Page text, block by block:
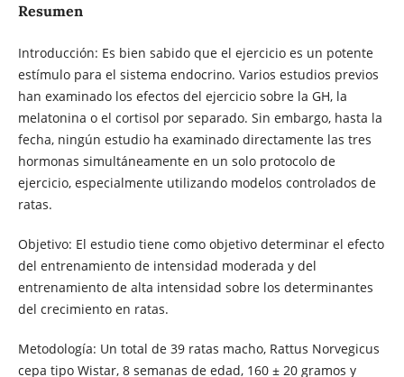
Resumen
Introducción: Es bien sabido que el ejercicio es un potente
estímulo para el sistema endocrino. Varios estudios previos
han examinado los efectos del ejercicio sobre la GH, la
melatonina o el cortisol por separado. Sin embargo, hasta la
fecha, ningún estudio ha examinado directamente las tres
hormonas simultáneamente en un solo protocolo de
ejercicio, especialmente utilizando modelos controlados de
ratas.
Objetivo: El estudio tiene como objetivo determinar el efecto
del entrenamiento de intensidad moderada y del
entrenamiento de alta intensidad sobre los determinantes
del crecimiento en ratas.
Metodología: Un total de 39 ratas macho, Rattus Norvegicus
cepa tipo Wistar, 8 semanas de edad, 160 ± 20 gramos y